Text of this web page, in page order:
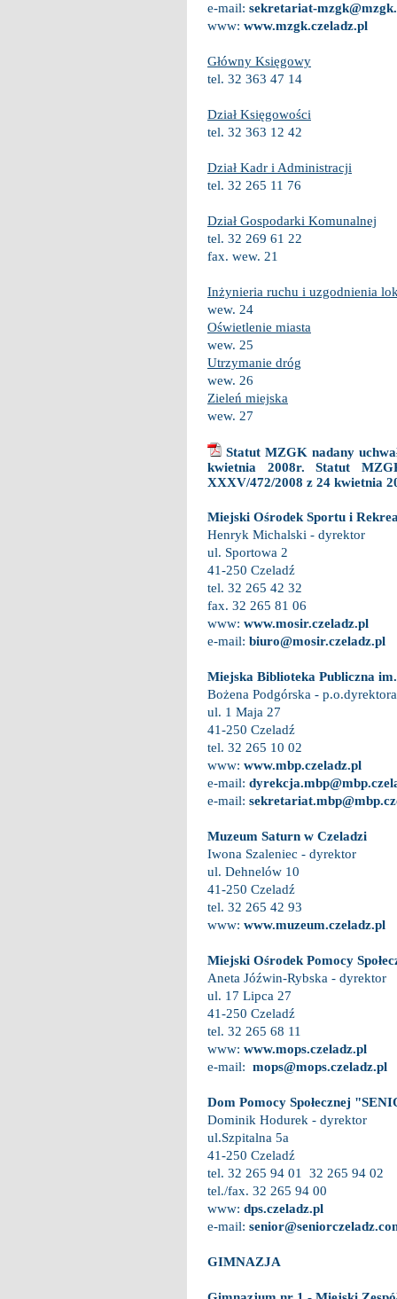
e-mail: sekretariat-
www: www.mzgk.czeladz.pl
Główny Księgowy
tel. 32 363 47 14
Dział Księgowości
tel. 32 363 12 42
Dział Kadr i Administracji
tel. 32 265 11 76
Dział Gospodarki Komunalnej
tel. 32 269 61 22
fax. wew. 21
Inżynieria ruchu i uzgodnienia
wew. 24
Oświetlenie miasta
wew. 25
Utrzymanie dróg
wew. 26
Zieleń miejska
wew. 27
Statut MZGK nadany
kwietnia 2008r. Statut
XXXV/472/2008 z 24 kwietnia
Miejski Ośrodek Sportu i
Henryk Michalski - dyrektor
ul. Sportowa 2
41-250 Czeladź
tel. 32 265 42 32
fax. 32 265 81 06
www: www.mosir.czeladz.pl
e-mail: biuro@mosir.czeladz.pl
Miejska Biblioteka Publiczna
Bożena Podgórska - p.o.dyrektora
ul. 1 Maja 27
41-250 Czeladź
tel. 32 265 10 02
www: www.mbp.czeladz.pl
e-mail:
e-mail:
Muzeum Saturn w Czeladzi
Iwona Szaleniec - dyrektor
ul. Dehnelów 10
41-250 Czeladź
tel. 32 265 42 93
www: www.muzeum.czeladz.pl
Miejski Ośrodek Pomocy
Aneta Jóźwin-Rybska - dyrektor
ul. 17 Lipca 27
41-250 Czeladź
tel. 32 265 68 11
www: www.mops.czeladz.pl
e-mail: mops@mops.czeladz.pl
Dom Pomocy Społecznej
Dominik Hodurek - dyrektor
ul.Szpitalna 5a
41-250 Czeladź
tel. 32 265 94 01 32 265 94 02
tel./fax. 32 265 94 00
www: dps.czeladz.pl
e-mail:
GIMNAZJA